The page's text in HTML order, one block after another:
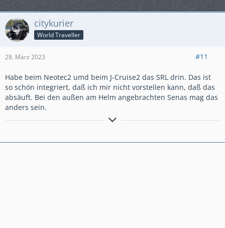
citykurier
World Traveller
28. März 2023 #11
Habe beim Neotec2 umd beim J-Cruise2 das SRL drin. Das ist
so schön integriert, daß ich mir nicht vorstellen kann, daß das
absäuft. Bei den außen am Helm angebrachten Senas mag das
anders sein.
´15er Crosstourer DCT,Honda-Koffersatz, Ermax-
xStream-Werkzeugtasche, lights4all-Rauchglas-Rücklicht,SW-